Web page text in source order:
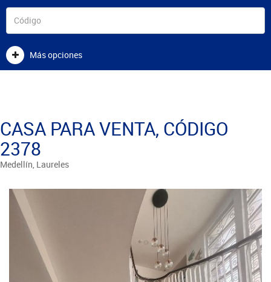
Más opciones
CASA PARA VENTA, CÓDIGO
2378
Medellín, Laureles